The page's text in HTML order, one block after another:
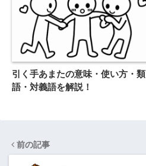
引く手あまたの意味・使い方・類
語・対義語を解説！
前の記事